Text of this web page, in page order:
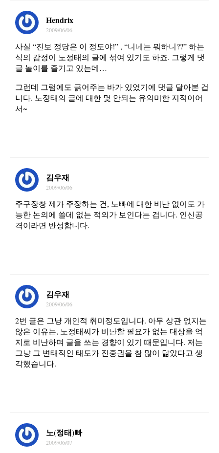
Hendrix
2009/06/06
사실 “진보 정당은 이 정도야!” , “니네는 뭐하니??” 하는
식의 감정이 노정태의 글에 섞여 있기도 하죠. 그렇게 댓
글 놀이를 즐기고 있는데…
그런데 그럼에도 긁어주는 바가 있었기에 댓글 달아본 겁
니다. 노정태의 글에 대한 몇 안되는 유의미한 지적이어
서~
김우재
2009/06/06
주구장창 제가 주장하는 건, 노빠에 대한 비난 없이도 가
능한 논의에 쓸데 없는 적의가 보인다는 겁니다. 인신공
격이라면 반성합니다.
김우재
2009/06/06
2번 글은 그냥 개인적 취미정도입니다. 아무 상관 없지는
않은 이유는, 노정태씨가 비난할 필요가 없는 대상을 억
지로 비난하며 글을 쓰는 경향이 있기 때문입니다. 저는
그냥 그 변태적인 태도가 진중권을 참 많이 닮았다고 생
각했습니다.
노(정태)빠
2009/06/07